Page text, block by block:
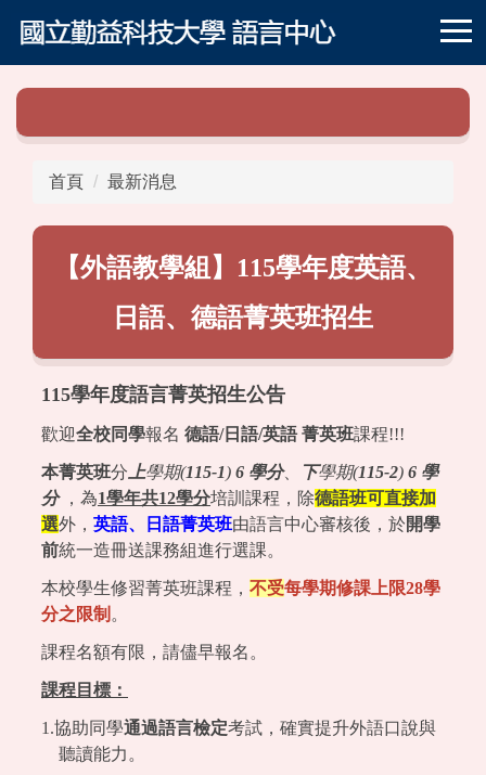
跳
到
主
要
首頁 最新消息
【外語教學組】115學年度英語、
日語、德語菁英班招生
115學年度語言菁英招生公告
歡迎全校同學報名 德語/日語/英語菁英班課程!!!
本菁英班分上學期(115-1) 6 學分、 下學期(115-2) 6 學
分
，為1學年共12學分培訓課程，除德語班可直接加
選外， 英語、日語菁英班由語言中心審核後，於開學
前統一造冊送課務組進行選課。
本校學生修習菁英班課程， 不受每學期修課上限28學
分之限制 。
課程名額有限，請儘早報名。
課程目標：
1.協助同學通過語言檢定考試，確實提升外語口說與
聽讀能力。